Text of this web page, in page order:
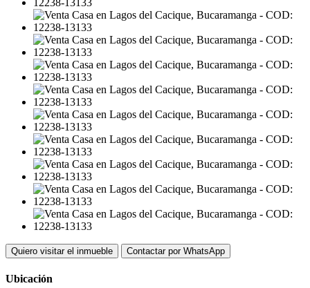
Quiero visitar el inmueble Contactar por WhatsApp
Ubicación